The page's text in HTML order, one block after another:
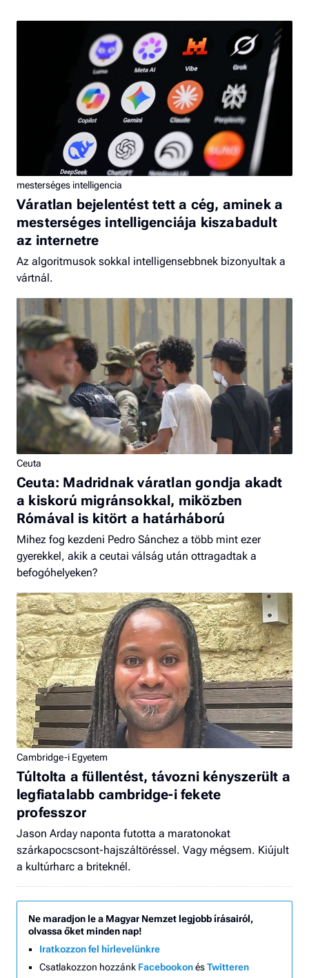
mesterséges intelligencia
Váratlan bejelentést tett a cég, aminek a
mesterséges intelligenciája kiszabadult
az internetre
Az algoritmusok sokkal intelligensebbnek bizonyultak a
vártnál.
Ceuta
Ceuta: Madridnak váratlan gondja akadt
a kiskorú migránsokkal, miközben
Rómával is kitört a határháború
Mihez fog kezdeni Pedro Sánchez a több mint ezer
gyerekkel, akik a ceutai válság után ottragadtak a
befogóhelyeken?
Cambridge-i Egyetem
Túltolta a füllentést, távozni kényszerült a
legfiatalabb cambridge-i fekete
professzor
Jason Arday naponta futotta a maratonokat
szárkapocscsont-hajszáltöréssel. Vagy mégsem. Kiújult
a kultúrharc a briteknél.
Ne maradjon le a Magyar Nemzet legjobb írásairól,
olvassa őket minden nap!
Iratkozzon fel hírlevelünkre
Csatlakozzon hozzánk FacebookonésTwitteren